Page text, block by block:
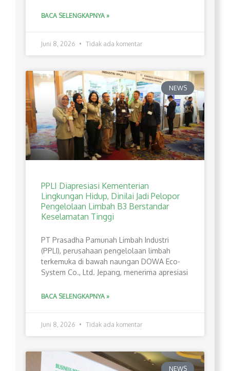
BACA SELENGKAPNYA »
Juni 8, 2026 Tidak ada komentar
NEWS
PPLI Diapresiasi Kementerian
Lingkungan Hidup, Dinilai Jadi Pelopor
Pengelolaan Limbah B3 Berstandar
Keselamatan Tinggi
PT Prasadha Pamunah Limbah Industri
(PPLI), perusahaan pengelolaan limbah
terkemuka di bawah naungan DOWA Eco-
System Co., Ltd. Jepang, menerima apresiasi
BACA SELENGKAPNYA »
Juni 8, 2026 Tidak ada komentar
NEWS